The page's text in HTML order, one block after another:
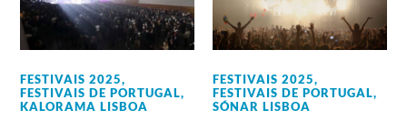
FESTIVAIS 2025,
FESTIVAIS DE PORTUGAL,
KALORAMA LISBOA
FESTIVAIS 2025,
FESTIVAIS DE PORTUGAL,
SÓNAR LISBOA